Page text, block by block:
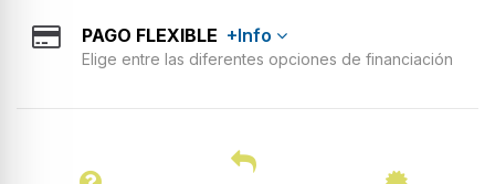
PAGO FLEXIBLE +Info
Elige entre las diferentes opciones de financiación